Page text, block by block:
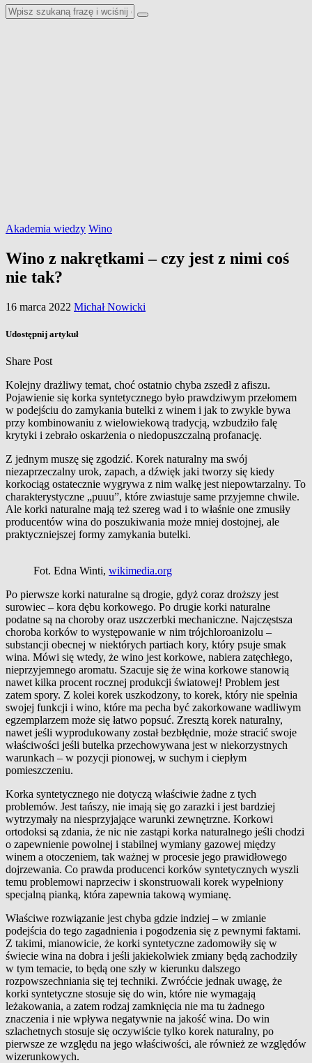
Akademia wiedzy Wino
Wino z nakrętkami – czy jest z nimi coś
nie tak?
16 marca 2022 Michał Nowicki
Udostępnij artykuł
Share Post
Kolejny drażliwy temat, choć ostatnio chyba zszedł z afiszu.
Pojawienie się korka syntetycznego było prawdziwym przełomem
w podejściu do zamykania butelki z winem i jak to zwykle bywa
przy kombinowaniu z wielowiekową tradycją, wzbudziło falę
krytyki i zebrało oskarżenia o niedopuszczalną profanację.
Z jednym muszę się zgodzić. Korek naturalny ma swój
niezaprzeczalny urok, zapach, a dźwięk jaki tworzy się kiedy
korkociąg ostatecznie wygrywa z nim walkę jest niepowtarzalny. To
charakterystyczne „puuu”, które zwiastuje same przyjemne chwile.
Ale korki naturalne mają też szereg wad i to właśnie one zmusiły
producentów wina do poszukiwania może mniej dostojnej, ale
praktyczniejszej formy zamykania butelki.
Fot. Edna Winti, wikimedia.org
Po pierwsze korki naturalne są drogie, gdyż coraz droższy jest
surowiec – kora dębu korkowego. Po drugie korki naturalne
podatne są na choroby oraz uszczerbki mechaniczne. Najczęstsza
choroba korków to występowanie w nim trójchloroanizolu –
substancji obecnej w niektórych partiach kory, który psuje smak
wina. Mówi się wtedy, że wino jest korkowe, nabiera zatęchłego,
nieprzyjemnego aromatu. Szacuje się że wina korkowe stanowią
nawet kilka procent rocznej produkcji światowej! Problem jest
zatem spory. Z kolei korek uszkodzony, to korek, który nie spełnia
swojej funkcji i wino, które ma pecha być zakorkowane wadliwym
egzemplarzem może się łatwo popsuć. Zresztą korek naturalny,
nawet jeśli wyprodukowany został bezbłędnie, może stracić swoje
właściwości jeśli butelka przechowywana jest w niekorzystnych
warunkach – w pozycji pionowej, w suchym i ciepłym
pomieszczeniu.
Korka syntetycznego nie dotyczą właściwie żadne z tych
problemów. Jest tańszy, nie imają się go zarazki i jest bardziej
wytrzymały na niesprzyjające warunki zewnętrzne. Korkowi
ortodoksi są zdania, że nic nie zastąpi korka naturalnego jeśli chodzi
o zapewnienie powolnej i stabilnej wymiany gazowej między
winem a otoczeniem, tak ważnej w procesie jego prawidłowego
dojrzewania. Co prawda producenci korków syntetycznych wyszli
temu problemowi naprzeciw i skonstruowali korek wypełniony
specjalną pianką, która zapewnia takową wymianę.
Właściwe rozwiązanie jest chyba gdzie indziej – w zmianie
podejścia do tego zagadnienia i pogodzenia się z pewnymi faktami.
Z takimi, mianowicie, że korki syntetyczne zadomowiły się w
świecie wina na dobra i jeśli jakiekolwiek zmiany będą zachodziły
w tym temacie, to będą one szły w kierunku dalszego
rozpowszechniania się tej techniki. Zwróćcie jednak uwagę, że
korki syntetyczne stosuje się do win, które nie wymagają
leżakowania, a zatem rodzaj zamknięcia nie ma tu żadnego
znaczenia i nie wpływa negatywnie na jakość wina. Do win
szlachetnych stosuje się oczywiście tylko korek naturalny, po
pierwsze ze względu na jego właściwości, ale również ze względów
wizerunkowych.